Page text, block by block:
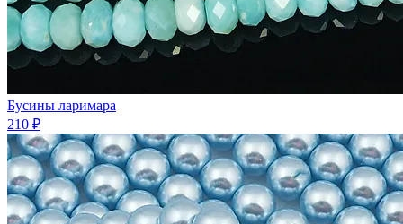
Бусины ларимара
210 ₽